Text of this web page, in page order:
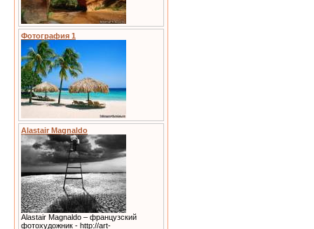
Фотография 1
Alastair Magnaldo
Alastair Magnaldo – французский
фотохудожник - http://art-